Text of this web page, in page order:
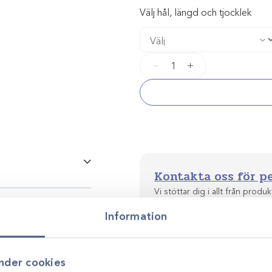
Information
cookies
Välj hål, längd och tjocklek
2,4
mängd
+
hål 80mm,
modern ortopedisk
Kontakta oss för
Vi stöttar dig i allt från
smarta, hållbara lösningar